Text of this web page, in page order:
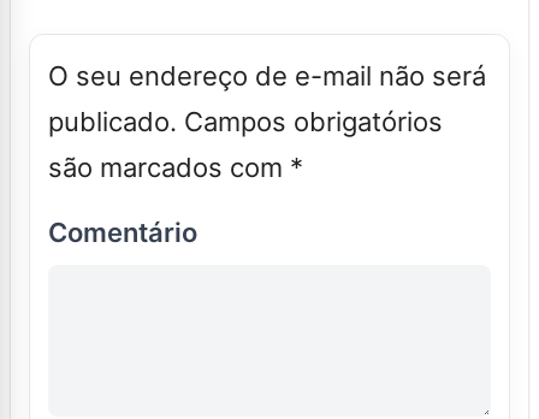
O seu endereço de e-mail não será
publicado. Campos obrigatórios
são marcados com *
Comentário